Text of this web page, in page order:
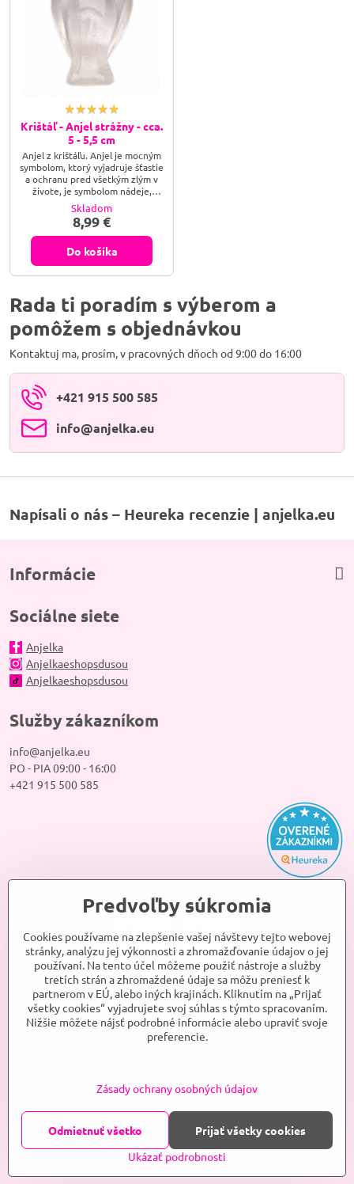
Krištáľ - Anjel strážny - cca.
5 - 5,5 cm
Anjel z krištáľu. Anjel je mocným
symbolom, ktorý vyjadruje šťastie
a ochranu pred všetkým zlým v
živote, je symbolom nádeje,
osvietenie a vedenie po správnej
ceste životom. Kremeň je
univerzálny, najúčinnejší liečivý
kryštál na svete, veľmi silný
zosilňovač energie, ktorý
energiu pohlcuje, uvoľňuje a
reguluje, uvádza ju do úplnej
Skladom
8,99 €
Do košíka
Rada ti poradím s výberom a
pomôžem s objednávkou
Kontaktuj ma, prosím, v pracovných dňoch od 9:00 do 16:00
+421 915 500 585
info​@anjelka​.eu
Napísali o nás – Heureka recenzie | anjelka.eu
Informácie
Sociálne siete
Anjelka
Anjelkaeshopsdusou
Anjelkaeshopsdusou
Služby zákazníkom
info@anjelka.eu
PO - PIA 09:00 - 16:00
+421 915 500 585
©2026ANJELKA, s.r.o.
Predvoľby súkromia
Zásady ochrany osobných údajov
Podmienky používania
Vytvorené pomocou:BiznisWeb.sk
Predvoľby súkromia
Cookies používame na zlepšenie vašej návštevy tejto webovej
stránky, analýzu jej výkonnosti a zhromažďovanie údajov o jej
používaní. Na tento účel môžeme použiť nástroje a služby
tretích strán a zhromaždené údaje sa môžu preniesť k
partnerom v EÚ, alebo iných krajinách. Kliknutím na „Prijať
všetky cookies“ vyjadrujete svoj súhlas s týmto spracovaním.
Nižšie môžete nájsť podrobné informácie alebo upraviť svoje
preferencie.
Zásady ochrany osobných údajov
Ukázať podrobnosti
Prijať všetky cookies
Odmietnuť všetko